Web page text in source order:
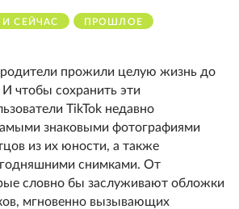
И СЕЙЧАС ПРОШЛОЕ
родители прожили целую жизнь до
чтобы сохранить эти
TikTok недавно
знаковыми фотографиями
из их юности, а также
снимками. От
словно бы заслуживают обложки
мгновенно вызывающих